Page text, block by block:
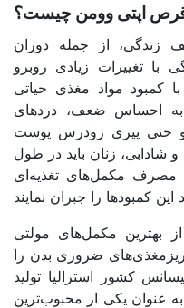
اپتی وومن چیست؟
زندگی، از جمله دوران
با تغییرات زیادی روبرو
کمبود مواد مغذی حیاتی
به احساس ضعف، دردهای
حتی پیری زودرس پوست
شادابی، زنان باید در طول
مصرف مکمل‌های تغذیه‌ای
بهترین مکمل‌های مولتی
ریزمغذی‌های ضروری بدن را
کشور استرالیا تولید
عنوان یکی از محبوب‌ترین